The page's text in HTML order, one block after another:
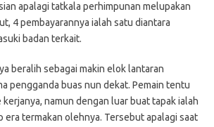
apalagi tatkala perhimpunan melupakan
4 pembayarannya ialah satu diantara
badan terkait.
beralih sebagai makin elok lantaran
pengganda buas nun dekat. Pemain tentu
namun dengan luar buat tapak ialah
era termakan olehnya. Tersebut apalagi saat